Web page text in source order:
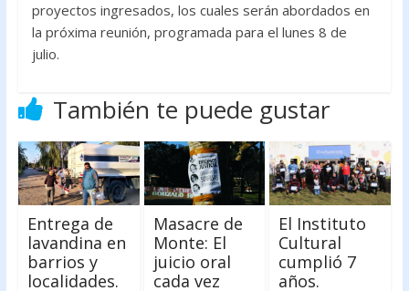
proyectos ingresados, los cuales serán abordados en
la próxima reunión, programada para el lunes 8 de
julio.
También te puede gustar
Entrega de
lavandina en
barrios y
localidades.
Masacre de
Monte: El
juicio oral
cada vez
El Instituto
Cultural
cumplió 7
años.